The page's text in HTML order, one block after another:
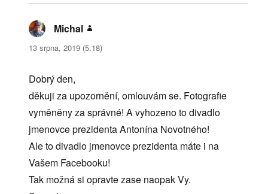
Michal
13 srpna, 2019 (5.18)
Dobrý den,
děkuji za upozornění, omlouvám se. Fotografie
vyměněny za správné! A vyhozeno to divadlo
jmenovce prezidenta Antonína Novotného!
Ale to divadlo jmenovce prezidenta máte i na
Vašem Facebooku!
Tak možná si opravte zase naopak Vy.